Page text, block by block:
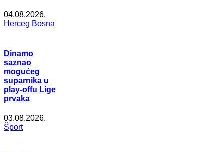
04.08.2026.
Herceg Bosna
Dinamo
saznao
mogućeg
suparnika u
play-offu Lige
prvaka
03.08.2026.
Šport